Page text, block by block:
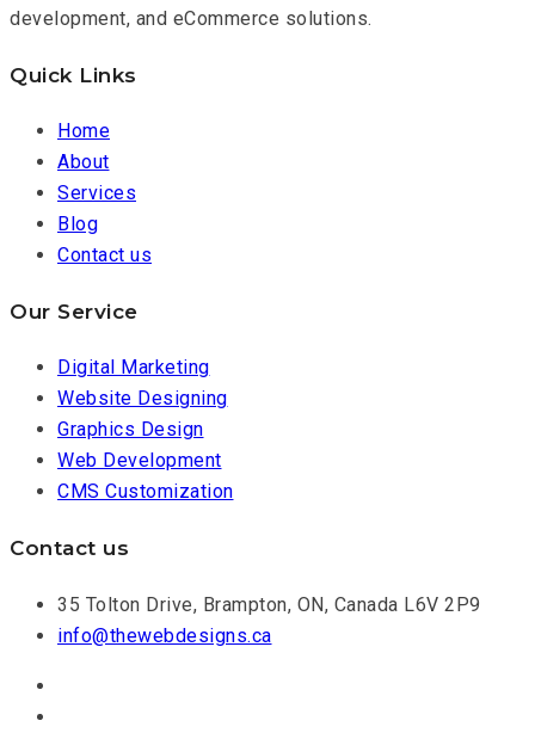
development, and eCommerce solutions.
Quick Links
Home
About
Services
Blog
Contact us
Our Service
Digital Marketing
Website Designing
Graphics Design
Web Development
CMS Customization
Contact us
35 Tolton Drive, Brampton, ON, Canada L6V 2P9
info@thewebdesigns.ca